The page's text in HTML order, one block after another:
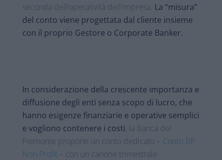
seconda dell’operatività dell’impresa. La “misura”
del conto viene progettata dal cliente insieme
con il proprio Gestore o Corporate Banker.
In considerazione della crescente importanza e
diffusione degli enti senza scopo di lucro, che
hanno esigenze finanziarie e operative semplici
e vogliono contenere i costi, la Banca del
Piemonte propone un conto dedicato – Conto BP
Non Profit– con un canone trimestrale